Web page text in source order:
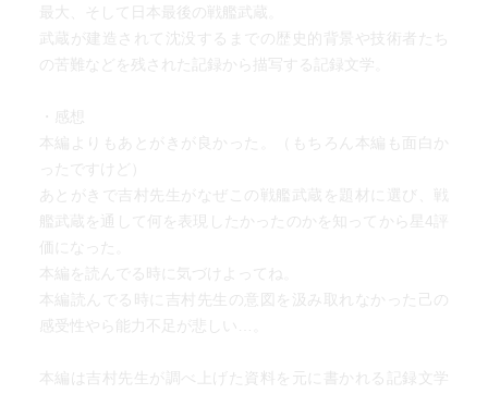
最大、そして日本最後の戦艦武蔵。
武蔵が建造されて沈没するまでの歴史的背景や技術者たち
の苦難などを残された記録から描写する記録文学。
・感想
本編よりもあとがきが良かった。（もちろん本編も面白か
ったですけど）
あとがきで吉村先生がなぜこの戦艦武蔵を題材に選び、戦
艦武蔵を通して何を表現したかったのかを知ってから星4評
価になった。
本編を読んでる時に気づけよってね。
本編読んでる時に吉村先生の意図を汲み取れなかった己の
感受性やら能力不足が悲しい…。
本編は吉村先生が調べ上げた資料を元に書かれる記録文学